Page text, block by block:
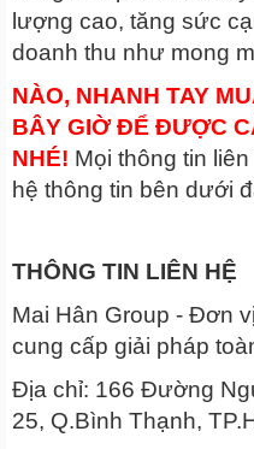
lượng cao, tăng sức
doanh thu như mong
NÀO, NHANH TAY
BÂY GIỜ ĐỂ ĐƯỢC
NHÉ! Mọi thông tin
hệ thông tin bên dưới
THÔNG TIN LIÊN HỆ
Mai Hân Group - Đơn
cung cấp giải pháp
Địa chỉ: 166 Đường
25, Q.Bình Thạnh,